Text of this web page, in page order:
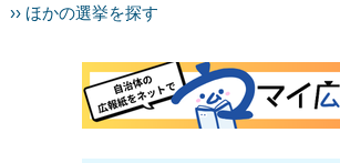
›› ほかの選挙を探す